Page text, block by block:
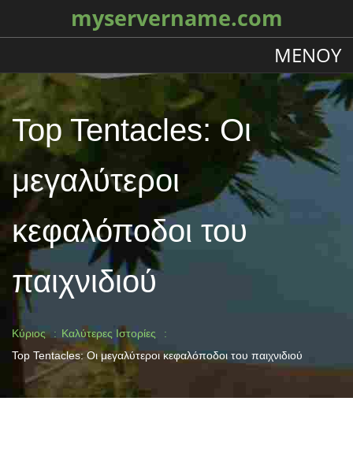
myservername.com
ΜΕΝΟΎ
Top Tentacles: Οι
μεγαλύτεροι
κεφαλόποδοι του
παιχνιδιού
Κύριος
Καλύτερες Ιστορίες
Top Tentacles: Οι μεγαλύτεροι κεφαλόποδοι του παιχνιδιού